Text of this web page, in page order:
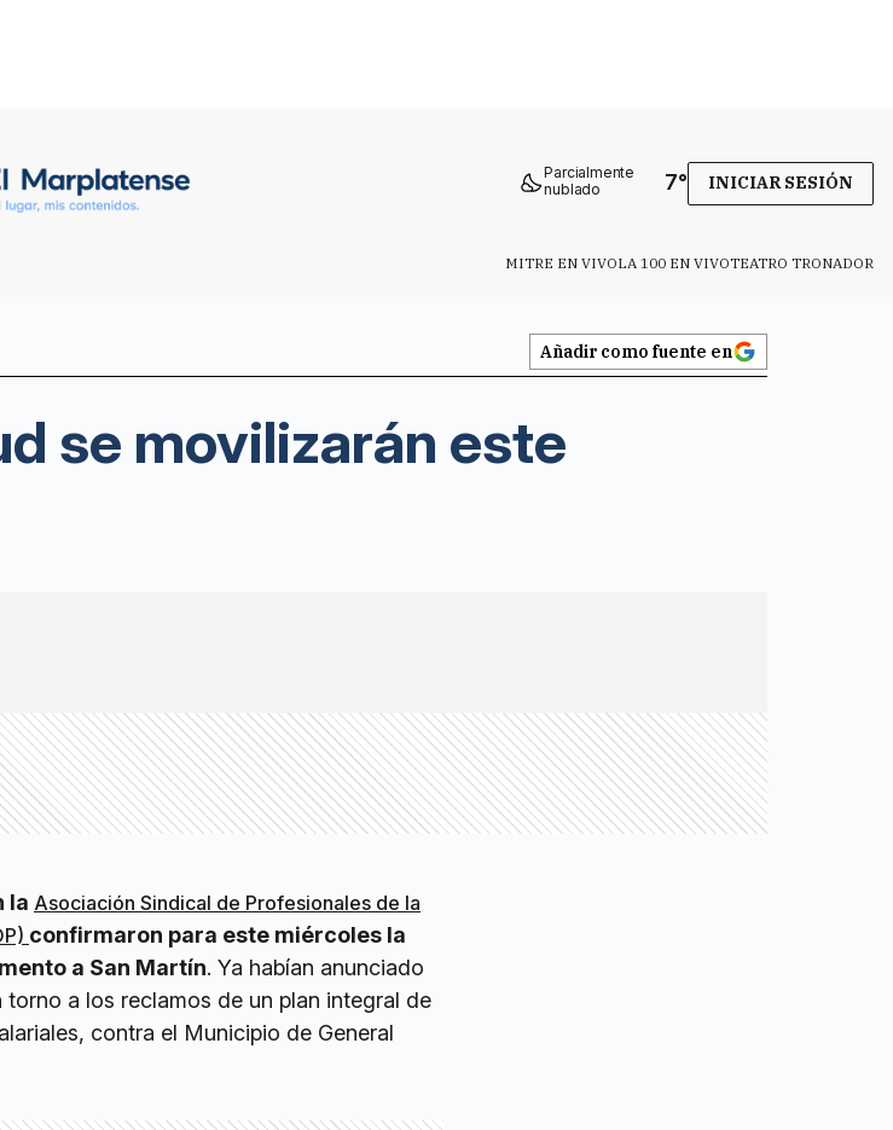
Parcialmente
nublado
7° INICIAR SESIÓN
MITRE EN VIVOLA 100 EN VIVOTEATRO TRONADOR
Añadir como fuente en
se movilizarán este
la Asociación Sindical de Profesionales de la
confirmaron para este miércoles la
a San Martín. Ya habían anunciado
a los reclamos de un plan integral de
contra el Municipio de General